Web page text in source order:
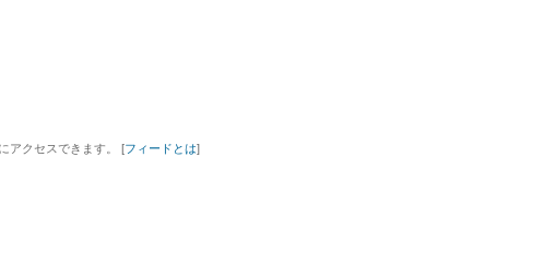
アクセスできます。 [フィードとは]